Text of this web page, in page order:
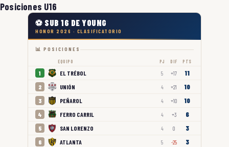
Posiciones U16
⚽ SUB 16 DE YOUNG
HONOR 2026 · CLASIFICATORIO
📊 POSICIONES
EQUIPO PJ DIF PTS
1 EL TRÉBOL 5 +17 11
2 UNIÓN 4 +21 10
3 PEÑAROL 4 +10 10
4 FERRO CARRIL 4 +3 6
5 SAN LORENZO 4 0 3
6 ATLANTA 5 -25 3